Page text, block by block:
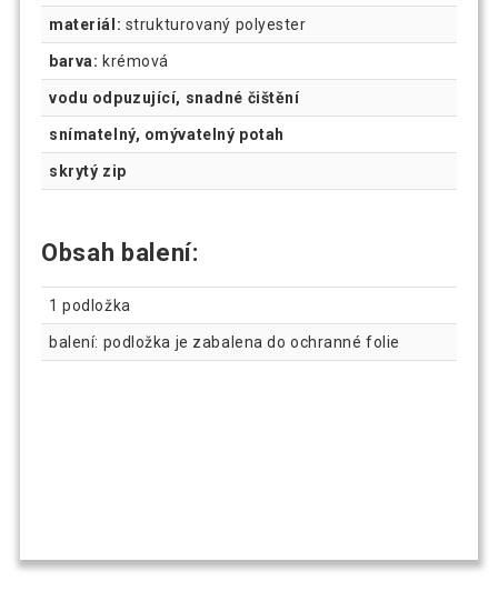
materiál: strukturovaný polyester
barva: krémová
vodu odpuzující, snadné čištění
snímatelný, omývatelný potah
skrytý zip
Obsah balení:
1 podložka
balení: podložka je zabalena do ochranné folie